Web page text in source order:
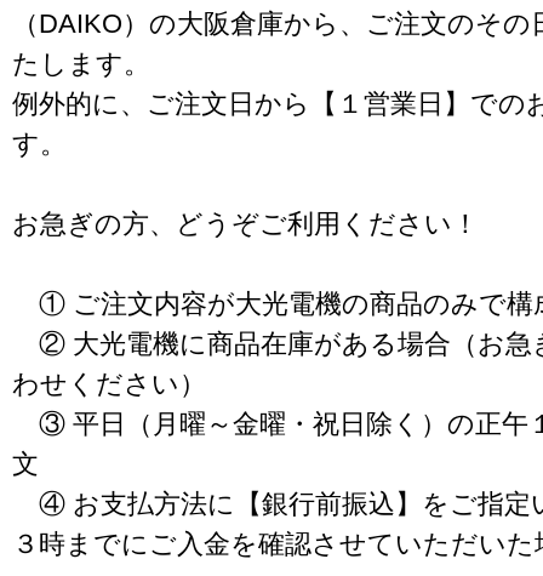
（DAIKO）の大阪倉庫から、ご注文のそ
たします。
例外的に、ご注文日から【１営業日】での
す。
お急ぎの方、どうぞご利用ください！
① ご注文内容が大光電機の商品のみで構
② 大光電機に商品在庫がある場合（お急
わせください）
③ 平日（月曜～金曜・祝日除く）の正午
文
④ お支払方法に【銀行前振込】をご指定
３時までにご入金を確認させていただいた